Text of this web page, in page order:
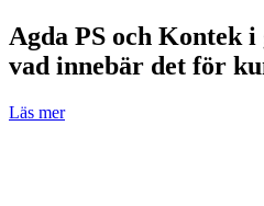
Agda PS och Kontek i
vad innebär det för
Läs mer